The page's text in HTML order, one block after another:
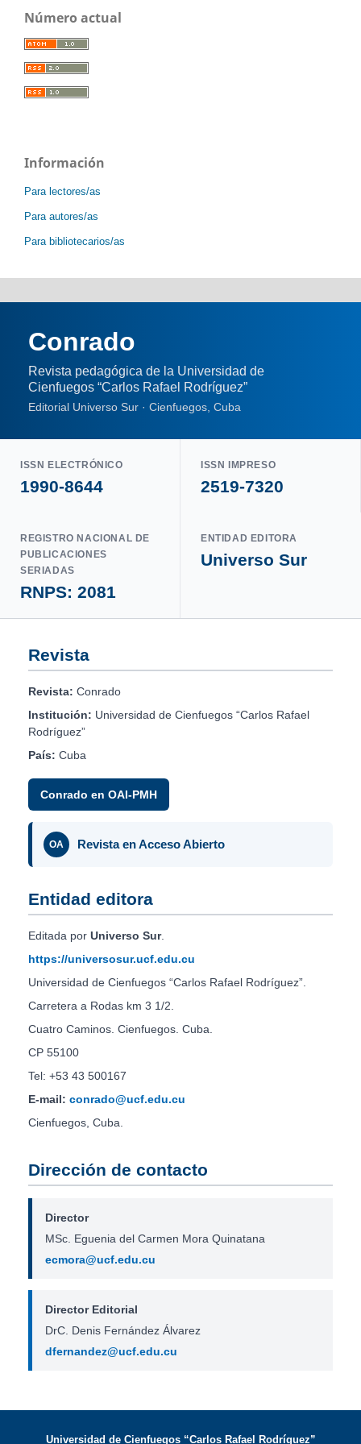
Número actual
Información
Para lectores/as
Para autores/as
Para bibliotecarios/as
Conrado
Revista pedagógica de la Universidad de
Cienfuegos “Carlos Rafael Rodríguez”
Editorial Universo Sur · Cienfuegos, Cuba
ISSN ELECTRÓNICO
1990-8644
ISSN IMPRESO
2519-7320
REGISTRO NACIONAL DE
PUBLICACIONES
SERIADAS
RNPS: 2081
ENTIDAD EDITORA
Universo Sur
Revista
Revista: Conrado
Institución: Universidad de Cienfuegos “Carlos Rafael
Rodríguez”
País: Cuba
Conrado en OAI-PMH
OA Revista en Acceso Abierto
Entidad editora
Editada por Universo Sur.
https://universosur.ucf.edu.cu
Universidad de Cienfuegos “Carlos Rafael Rodríguez”.
Carretera a Rodas km 3 1/2.
Cuatro Caminos. Cienfuegos. Cuba.
CP 55100
Tel: +53 43 500167
E-mail: conrado@ucf.edu.cu
Cienfuegos, Cuba.
Dirección de contacto
Director
MSc. Eguenia del Carmen Mora Quinatana
ecmora@ucf.edu.cu
Director Editorial
DrC. Denis Fernández Álvarez
dfernandez@ucf.edu.cu
Universidad de Cienfuegos “Carlos Rafael Rodríguez”